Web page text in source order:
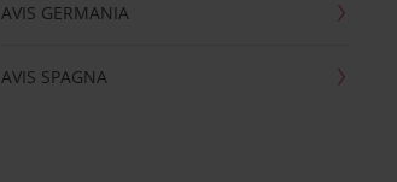
AVIS GERMANIA
AVIS SPAGNA